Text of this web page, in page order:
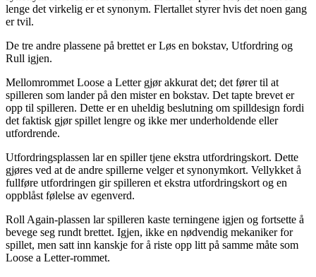
lenge det virkelig er et synonym. Flertallet styrer hvis det noen gang
er tvil.
De tre andre plassene på brettet er Løs en bokstav, Utfordring og
Rull igjen.
Mellomrommet Loose a Letter gjør akkurat det; det fører til at
spilleren som lander på den mister en bokstav. Det tapte brevet er
opp til spilleren. Dette er en uheldig beslutning om spilldesign fordi
det faktisk gjør spillet lengre og ikke mer underholdende eller
utfordrende.
Utfordringsplassen lar en spiller tjene ekstra utfordringskort. Dette
gjøres ved at de andre spillerne velger et synonymkort. Vellykket å
fullføre utfordringen gir spilleren et ekstra utfordringskort og en
oppblåst følelse av egenverd.
Roll Again-plassen lar spilleren kaste terningene igjen og fortsette å
bevege seg rundt brettet. Igjen, ikke en nødvendig mekaniker for
spillet, men satt inn kanskje for å riste opp litt på samme måte som
Loose a Letter-rommet.